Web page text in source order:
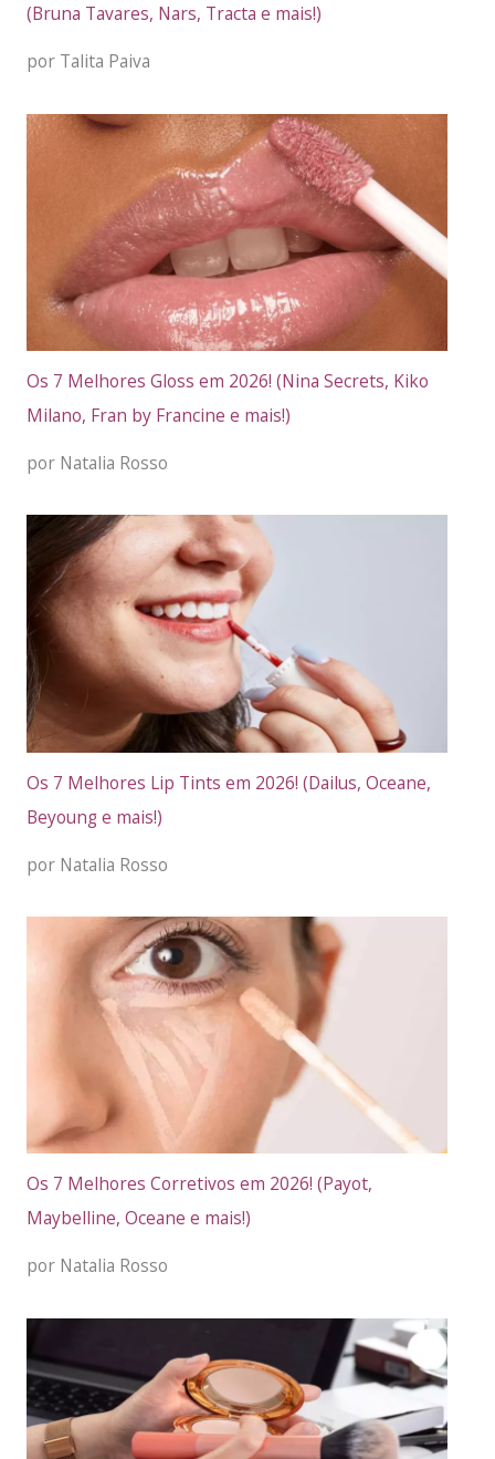
(Bruna Tavares, Nars, Tracta e mais!)
por Talita Paiva
Os 7 Melhores Gloss em 2026! (Nina Secrets, Kiko
Milano, Fran by Francine e mais!)
por Natalia Rosso
Os 7 Melhores Lip Tints em 2026! (Dailus, Oceane,
Beyoung e mais!)
por Natalia Rosso
Os 7 Melhores Corretivos em 2026! (Payot,
Maybelline, Oceane e mais!)
por Natalia Rosso